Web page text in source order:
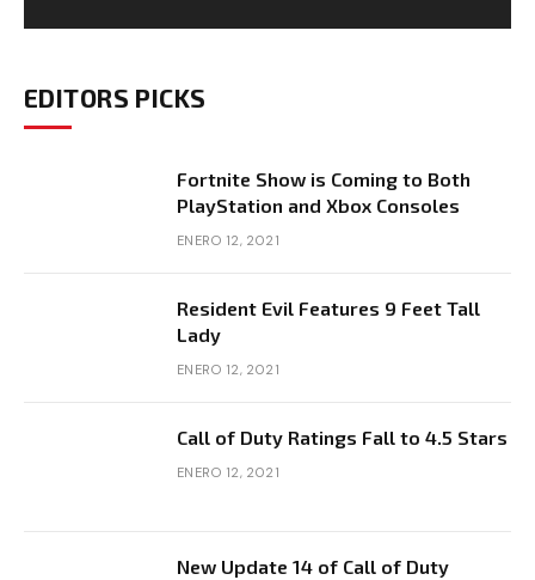
EDITORS PICKS
Fortnite Show is Coming to Both
PlayStation and Xbox Consoles
ENERO 12, 2021
Resident Evil Features 9 Feet Tall
Lady
ENERO 12, 2021
Call of Duty Ratings Fall to 4.5 Stars
ENERO 12, 2021
New Update 14 of Call of Duty